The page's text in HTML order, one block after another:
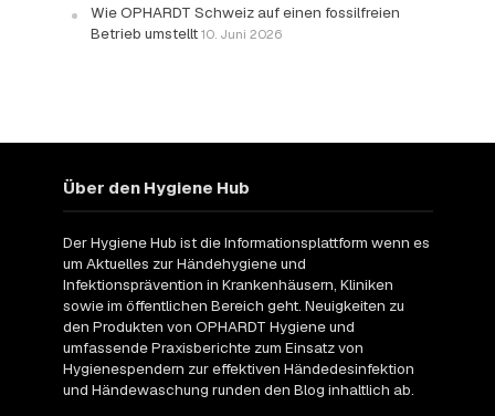
Wie OPHARDT Schweiz auf einen fossilfreien
Betrieb umstellt 10. Juni 2026
Über den Hygiene Hub
Der Hygiene Hub ist die Informationsplattform wenn es
um Aktuelles zur Händehygiene und
Infektionsprävention in Krankenhäusern, Kliniken
sowie im öffentlichen Bereich geht. Neuigkeiten zu
den Produkten von OPHARDT Hygiene und
umfassende Praxisberichte zum Einsatz von
Hygienespendern zur effektiven Händedesinfektion
und Händewaschung runden den Blog inhaltlich ab.